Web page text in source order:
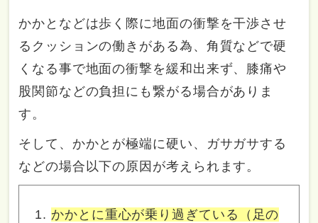
かかとなどは歩く際に地面の衝撃を干渉させ
るクッションの働きがある為、角質などで硬
くなる事で地面の衝撃を緩和出来ず、膝痛や
股関節などの負担にも繋がる場合がありま
す。
そして、かかとが極端に硬い、ガサガサする
などの場合以下の原因が考えられます。
かかとに重心が乗り過ぎている（足の